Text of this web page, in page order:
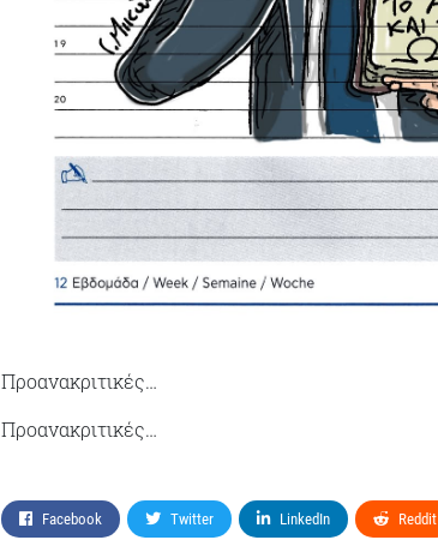
Προανακριτικές…
Προανακριτικές…
Facebook Twitter LinkedIn Reddit